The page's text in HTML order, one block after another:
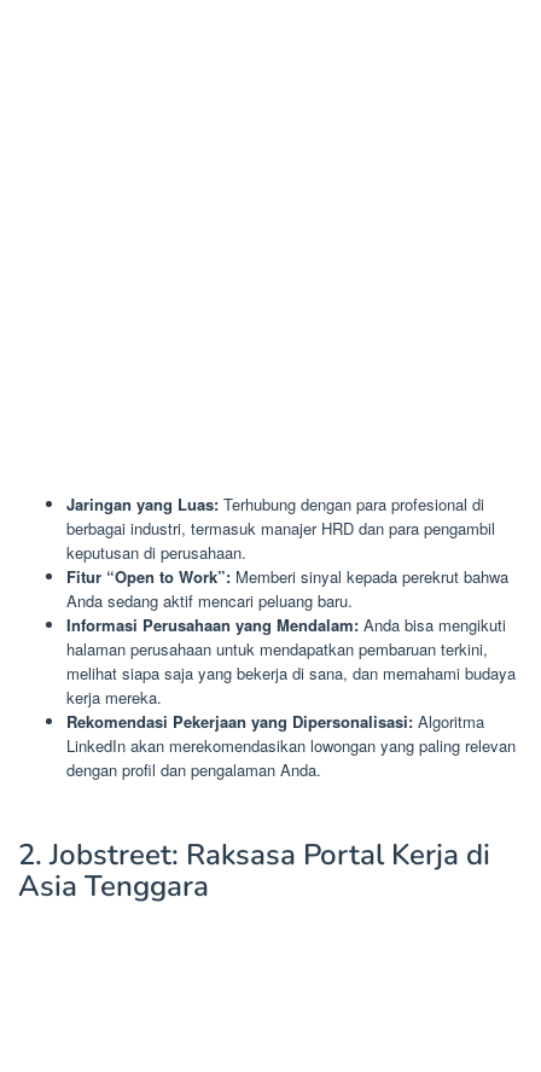
Jaringan yang Luas: Terhubung dengan para profesional di
berbagai industri, termasuk manajer HRD dan para pengambil
keputusan di perusahaan.
Fitur “Open to Work”: Memberi sinyal kepada perekrut bahwa
Anda sedang aktif mencari peluang baru.
Informasi Perusahaan yang Mendalam: Anda bisa mengikuti
halaman perusahaan untuk mendapatkan pembaruan terkini,
melihat siapa saja yang bekerja di sana, dan memahami budaya
kerja mereka.
Rekomendasi Pekerjaan yang Dipersonalisasi: Algoritma
LinkedIn akan merekomendasikan lowongan yang paling relevan
dengan profil dan pengalaman Anda.
2. Jobstreet: Raksasa Portal Kerja di
Asia Tenggara